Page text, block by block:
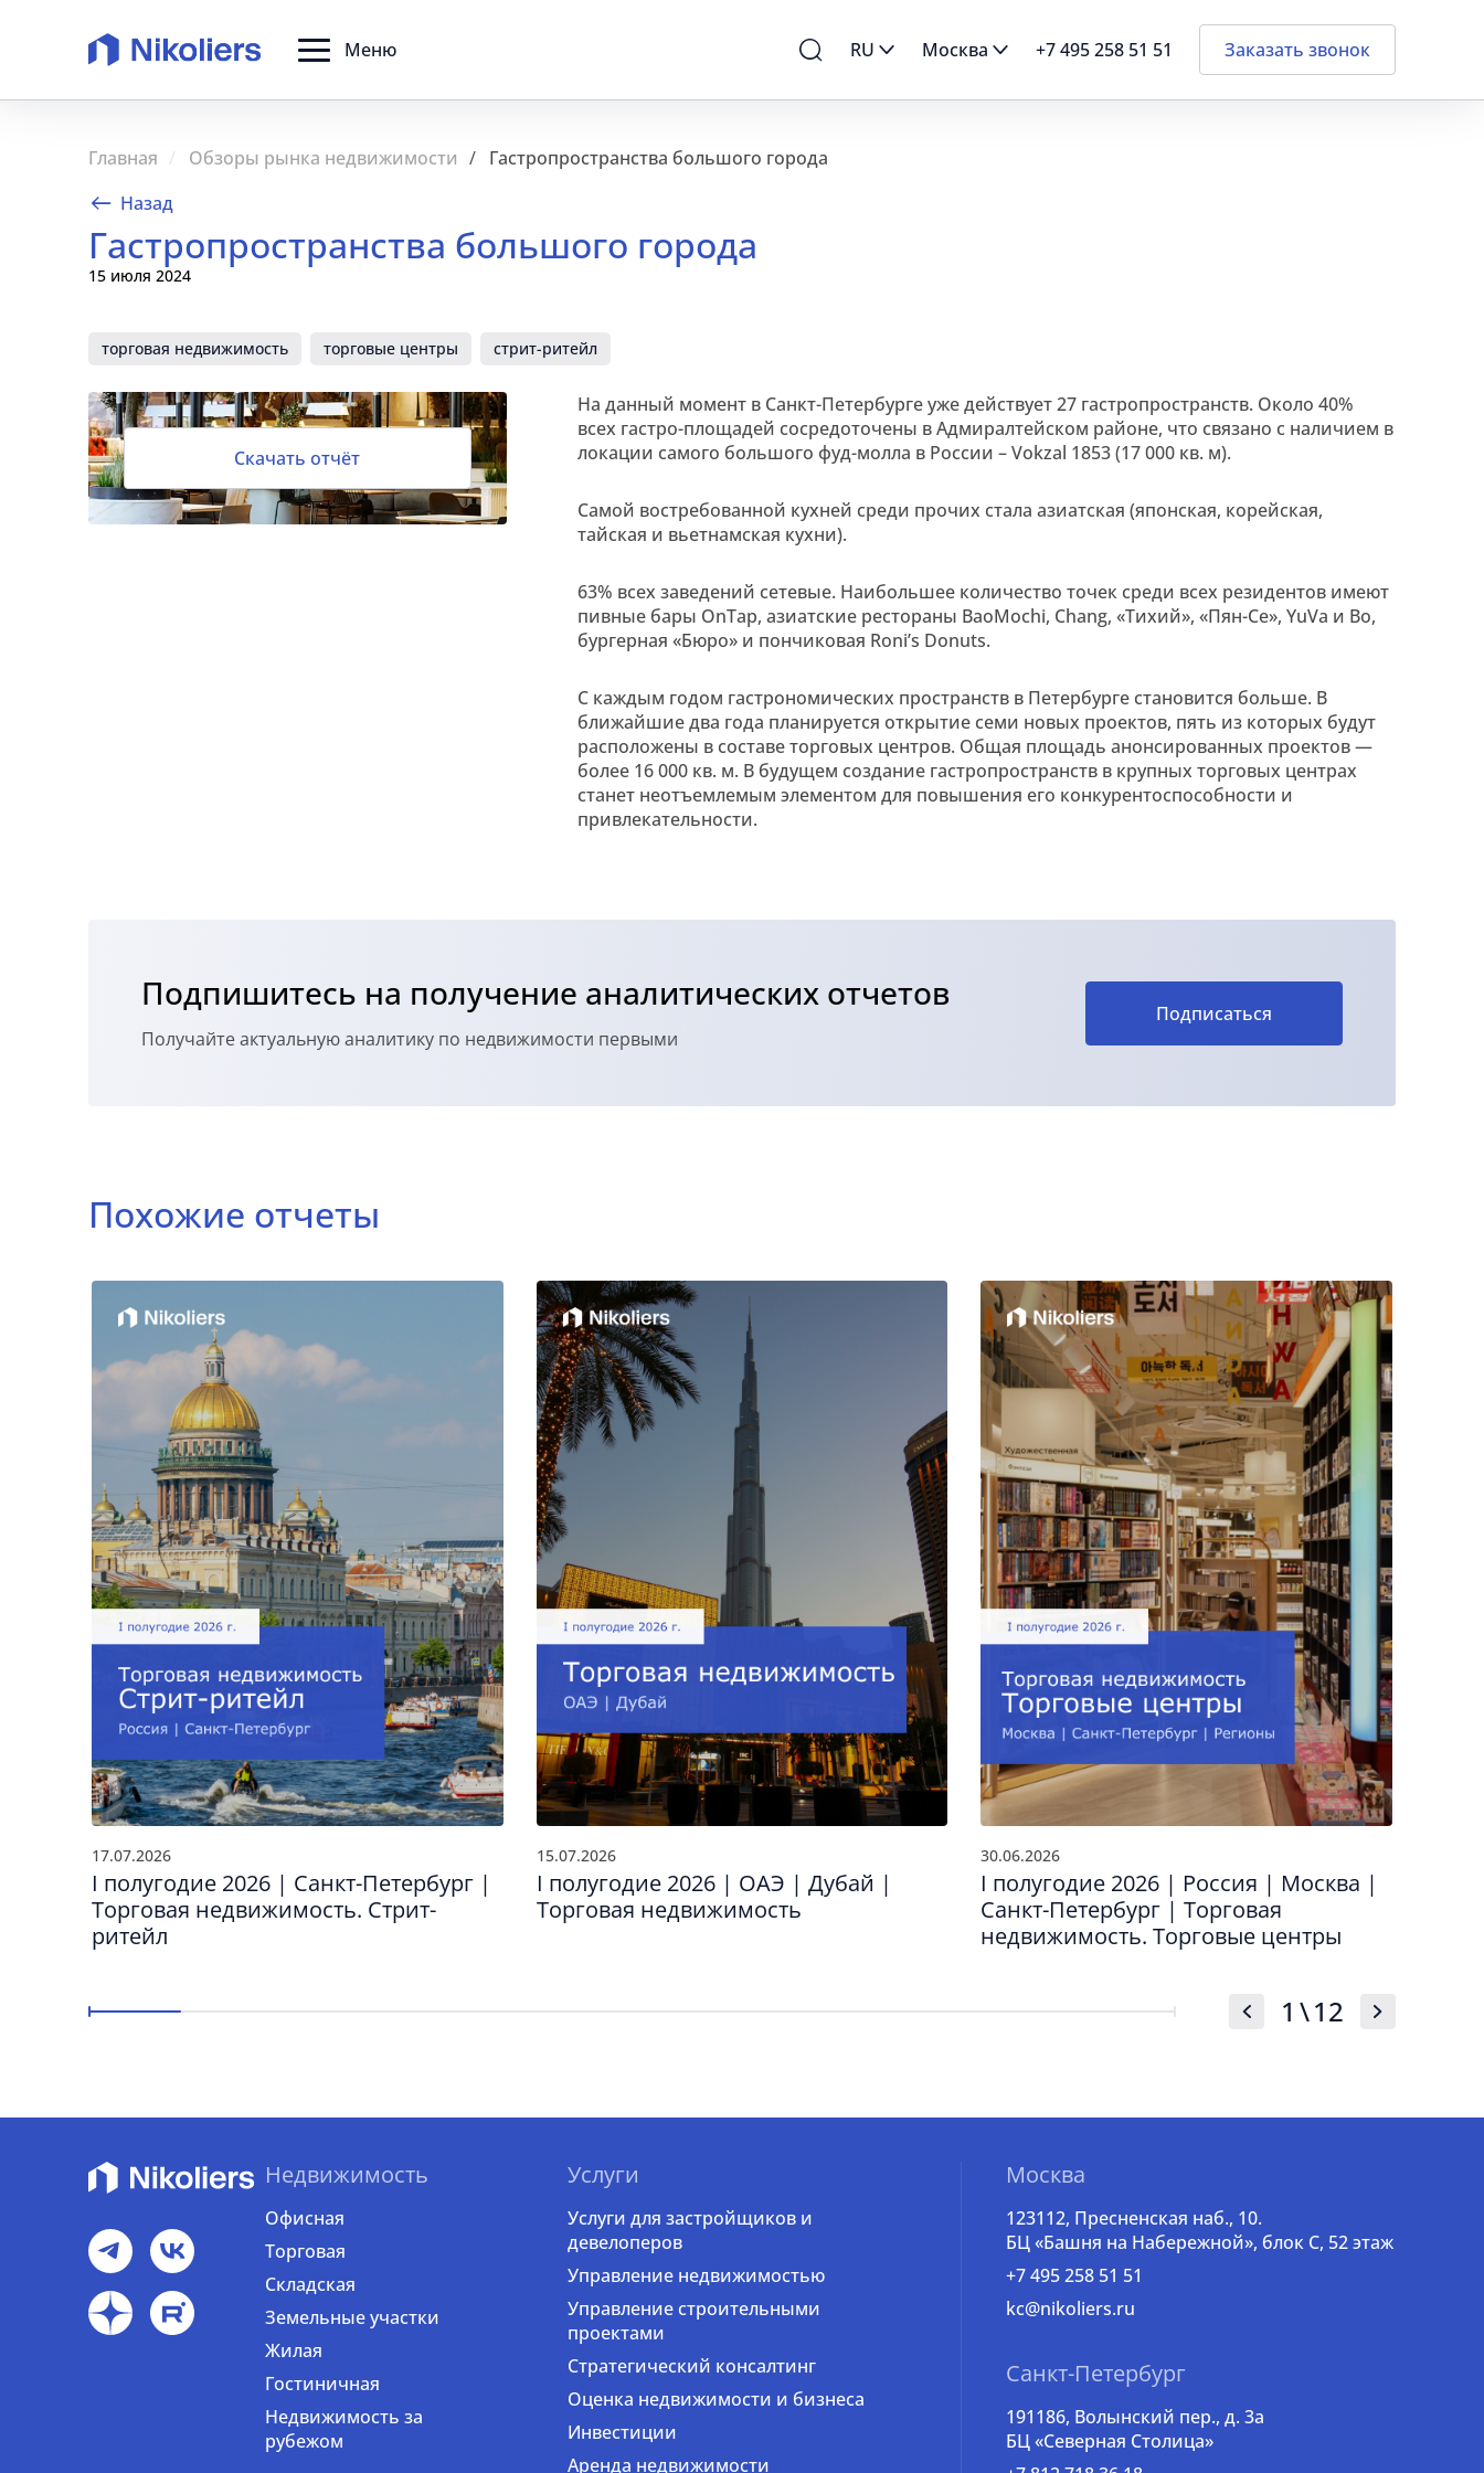
Меню RU Москва +7 495 258 51 51 Заказать звонок
Главная Обзоры рынка недвижимости
Гастропространства большого города
Назад
Гастропространства большого города
15 июля 2024
торговая недвижимость торговые центры стрит-ритейл
Скачать отчёт
На данный момент в Санкт-Петербурге уже действует 27 гастропространств. Около 40%
всех гастро-площадей сосредоточены в Адмиралтейском районе, что связано с наличием в
локации самого большого фуд-молла в России – Vokzal 1853 (17 000 кв. м).
Самой востребованной кухней среди прочих стала азиатская (японская, корейская,
тайская и вьетнамская кухни).
63% всех заведений сетевые. Наибольшее количество точек среди всех резидентов имеют
пивные бары OnTap, азиатские рестораны BaoMochi, Chang, «Тихий», «Пян-Се», YuVa и Bo,
бургерная «Бюро» и пончиковая Roni’s Donuts.
С каждым годом гастрономических пространств в Петербурге становится больше. В
ближайшие два года планируется открытие семи новых проектов, пять из которых будут
расположены в составе торговых центров. Общая площадь анонсированных проектов —
более 16 000 кв. м. В будущем создание гастропространств в крупных торговых центрах
станет неотъемлемым элементом для повышения его конкурентоспособности и
привлекательности.
Подпишитесь на получение аналитических отчетов
Получайте актуальную аналитику по недвижимости первыми
Подписаться
Похожие отчеты
17.07.2026
I полугодие 2026 | Санкт-Петербург |
Торговая недвижимость. Стрит-
ритейл
15.07.2026
I полугодие 2026 | ОАЭ | Дубай |
Торговая недвижимость
30.06.2026
I полугодие 2026 | Россия | Москва |
Санкт-Петербург | Торговая
недвижимость. Торговые центры
1 \12
Недвижимость
Офисная
Торговая
Складская
Земельные участки
Жилая
Гостиничная
Недвижимость за
рубежом
Услуги
Услуги для застройщиков и
девелоперов
Управление недвижимостью
Управление строительными
проектами
Стратегический консалтинг
Оценка недвижимости и бизнеса
Инвестиции
Аренда недвижимости
Москва
123112, Пресненская наб., 10.
БЦ «Башня на Набережной», блок С, 52 этаж
+7 495 258 51 51
kc@nikoliers.ru
Санкт-Петербург
191186, Волынский пер., д. 3a
БЦ «Северная Столица»